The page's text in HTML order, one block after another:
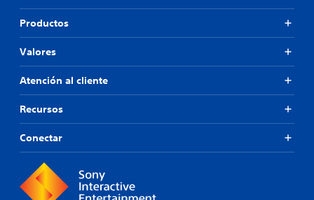
Productos
Valores
Atención al cliente
Recursos
Conectar